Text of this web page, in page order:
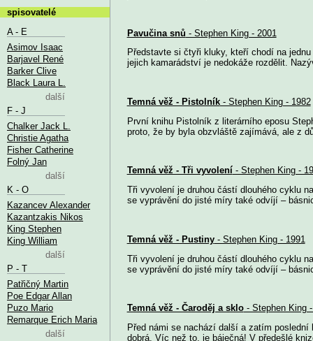
Pavučina snů - Stephen King - 2001
Představte si čtyři kluky, kteří chodí na
jejich kamarádství je nedokáže rozdělit.
Temná věž - Pistolník- Stephen King - 1982
První knihu Pistolník z literárního eposu
proto, že by byla obzvláště zajímává, ale z
Temná věž - Tři vyvolení- Stephen King -
Tři vyvolení je druhou částí dlouhého cyklu
se vyprávění do jisté míry také odvíjí –
Temná věž - Pustiny- Stephen King - 1991
Tři vyvolení je druhou částí dlouhého cyklu
se vyprávění do jisté míry také odvíjí –
Temná věž - Čaroděj a sklo- Stephen King -
Před námi se nachází další a zatím
dobrá. Víc než to, je báječná! V předešlé
spisovatelé
A - E
Asimov Isaac
Barjavel René
Barker Clive
Black Laura L.
další
F - J
Chalker Jack L.
Christie Agatha
Fisher Catherine
Folný Jan
další
K - O
Kazancev Alexander
Kazantzakis Nikos
King Stephen
King William
další
P - T
Patřičný Martin
Poe Edgar Allan
Puzo Mario
Remarque Erich Maria
další